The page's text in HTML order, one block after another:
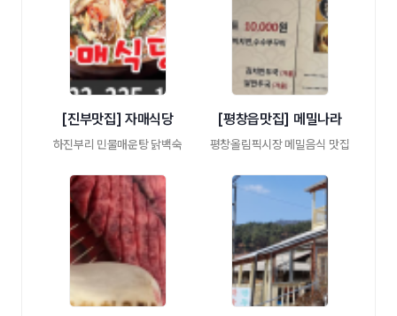
[진부맛집] 자매식당
하진부리 민물매운탕 닭백숙
[평창읍맛집] 메밀나라
평창올림픽시장 메밀음식 맛집